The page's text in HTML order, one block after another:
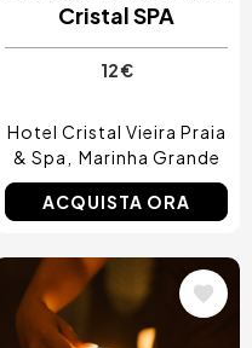
Cristal SPA
12 €
Hotel Cristal Vieira Praia
& Spa
Marinha Grande
ACQUISTA ORA
Immagine